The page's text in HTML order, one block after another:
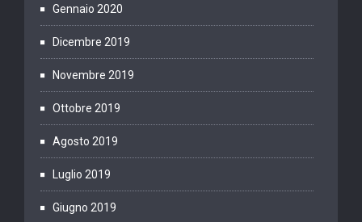
Gennaio 2020
Dicembre 2019
Novembre 2019
Ottobre 2019
Agosto 2019
Luglio 2019
Giugno 2019